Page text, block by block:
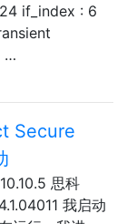
if_index : 6
…
Secure
思科
我启动